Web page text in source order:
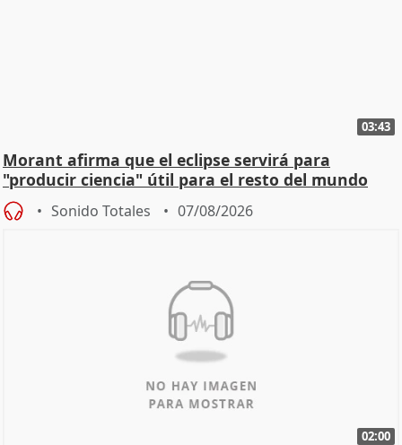
03:43
Morant afirma que el eclipse servirá para
"producir ciencia" útil para el resto del mundo
Sonido Totales 07/08/2026
02:00